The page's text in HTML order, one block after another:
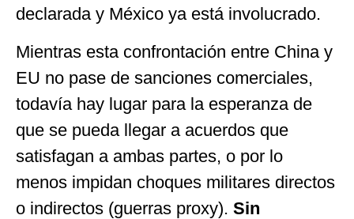
declarada y México ya está involucrado.
Mientras esta confrontación entre China y
EU no pase de sanciones comerciales,
todavía hay lugar para la esperanza de
que se pueda llegar a acuerdos que
satisfagan a ambas partes, o por lo
menos impidan choques militares directos
o indirectos (guerras proxy). Sin